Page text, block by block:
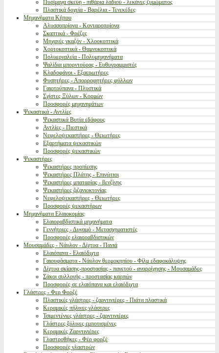
Πυρίμαχα σκεύη - πιθάρια λαδιού - λεκάνες ζυμώματος
Πλαστικά δοχεία - Βαρέλια - Τενεκέδες
Μηχανήματα Κήπου
Αλυσσοπρίονα - Κονταροπρίονα
Σκαπτικά - Φρέζες
Μηχανές γκαζόν - Χλοοκοπτικά
Χορτοκοπτικά - Θαμνοκοπτικά
Πολυεργαλεία - Πολυμηχανήματα
Ψαλίδια μπορντούρας - Ευθυγραμμιστές
Κλαδοφάγοι - Εξαερωτήρες
Φυσητήρες - Απορροφητήρες φύλλων
Γαιοτρύπανα - Πλυστικά
Σχίστες Ξύλων - Κορμών
Προσφορές μηχανημάτων
Ψεκαστικά - Αντλίες
Ψεκαστικά Βυτία εδάφους
Αντλίες - Πιεστικά
Νεφελοψεκαστήρες - Θειωτήρες
Εξαρτήματα ψεκαστικών
Προσφορές ψεκαστικών
Ψεκαστήρες
Ψεκαστήρες προπίεσης
Ψεκαστήρες Πλάτης - Επινώτιοι
Ψεκαστήρες μπαταρίας - βενζίνης
Ψεκαστήρες ζιζανιοκτονίας
Νεφελοψεκαστήρες - Θειωτήρες
Προσφορές ψεκαστήρων
Μηχανήματα Ελαιοκομίας
Ελαιοραβδιστικά μηχανήματα
Γεννήτριες - Δυναμό - Μετασχηματιστές
Προσφορές ελαιοραβδιστικών
Μουσαμάδες - Νάυλον - Δίχτυα - Πανιά
Ελαιόπανα - Ελαιόδιχτα
Γαιουφάσματα - Νάυλον θερμοκηπίου - Φίλμ εδαφοκάλυψης
Δίχτυα σκίασης-προστασίας - παγετού - αναρρίχησης - Μουσαμάδες
Σάκοι συλλογής - προστασίας καρπών
Προσφορές σε ελαιόπανα και ελαιόδιχτα
Γλάστρες - Φερ Φορζέ
Πλαστικές γλάστρες - ζαρντινιέρες - Πιάτα πλαστικά
Κεραμικές πήλινες γλάστρες
Τσιμεντένιες γλάστρες - ζαρντινιέρες
Γλάστρες ξύλινες εμποτισμένες
Κεραμικές Ζαρντινιέρες
Γλαστροθήκες - Φέρ φορζέ
Προσφορές γλαστρών